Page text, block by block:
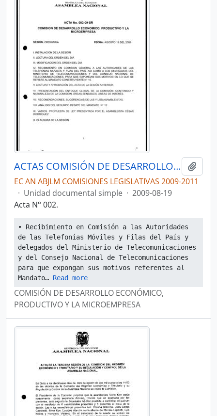
ACTAS COMISIÓN DE DESARROLLO ECONÓMICO, PRODUCTIVO Y LA MICROEMPRESA
EC AN ABJLM COMISIONES LEGISLATIVAS 2009-2011
· Unidad documental simple · 2009-08-19
Acta N° 002.
• Recibimiento en Comisión a las Autoridades
de las Telefonías Móviles y Filas del País y
delegados del Ministerio de Telecomunicaciones
y del Consejo Nacional de Telecomunicaciones
para que expongan sus motivos referentes al
Mandato… Read more
COMISIÓN DE DESARROLLO ECONÓMICO,
PRODUCTIVO Y LA MICROEMPRESA